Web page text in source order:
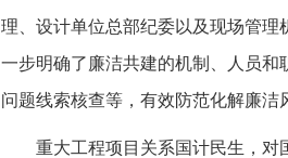
理、设计单位总部纪委以及现场管
一步明确了廉洁共建的机制、人员和
问题线索核查等，有效防范化解廉洁
重大工程项目关系国计民生，对